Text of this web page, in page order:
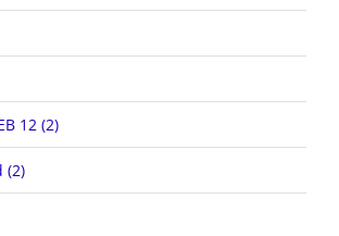
12 (2)
(2)